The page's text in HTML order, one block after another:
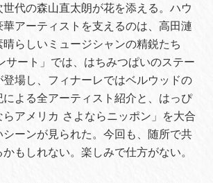
代の森山直太朗が花を添える。ハウ
アーティストを支えるのは、高田漣
らしいミュージシャンの精鋭たち
サート」では、はちみつぱいのステー
登場し、フィナーレではベルウッドの
よる全アーティスト紹介と、はっぴ
アメリカ さよならニッポン」を大合
ーンが見られた。今回も、随所で共
もしれない。楽しみで仕方がない。